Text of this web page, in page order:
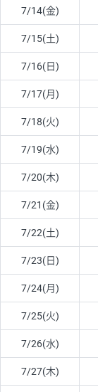
7/14(金)
7/15(土)
7/16(日)
7/17(月)
7/18(火)
7/19(水)
7/20(木)
7/21(金)
7/22(土)
7/23(日)
7/24(月)
7/25(火)
7/26(水)
7/27(木)